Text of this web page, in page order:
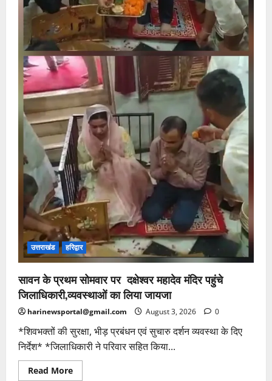
उत्तराखंड हरिद्वार
सावन के प्रथम सोमवार पर दक्षेश्वर महादेव मंदिर पहुंचे
जिलाधिकारी,व्यवस्थाओं का लिया जायजा
harinewsportal@gmail.com August 3, 2026 0
*शिवभक्तों की सुरक्षा, भीड़ प्रबंधन एवं सुचारु दर्शन व्यवस्था के दिए
निर्देश* *जिलाधिकारी ने परिवार सहित किया...
Read MoreRead
more